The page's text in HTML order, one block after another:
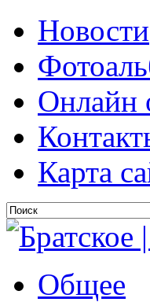
Новости
Онлайн
Карта
Общее